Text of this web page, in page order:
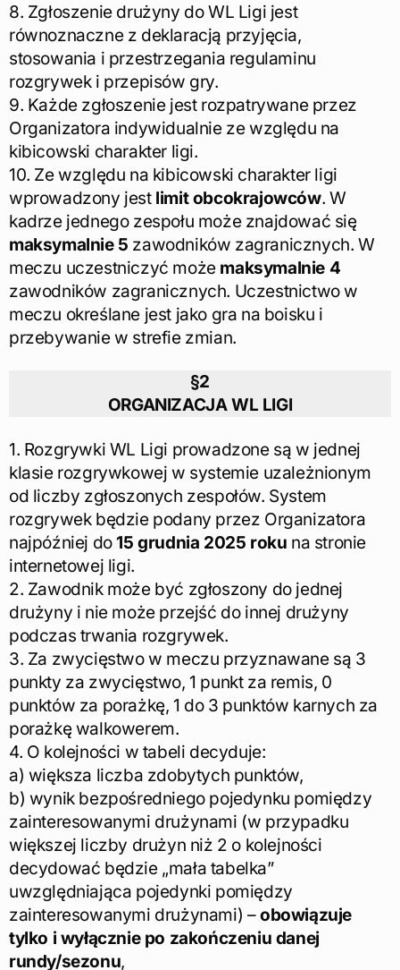
8. Zgłoszenie drużyny do WL Ligi jest
równoznaczne z deklaracją przyjęcia,
stosowania i przestrzegania regulaminu
rozgrywek i przepisów gry.
9. Każde zgłoszenie jest rozpatrywane przez
Organizatora indywidualnie ze względu na
kibicowski charakter ligi.
10. Ze względu na kibicowski charakter ligi
wprowadzony jest limit obcokrajowców. W
kadrze jednego zespołu może znajdować się
maksymalnie 5 zawodników zagranicznych. W
meczu uczestniczyć może maksymalnie 4
zawodników zagranicznych. Uczestnictwo w
meczu określane jest jako gra na boisku i
przebywanie w strefie zmian.
§2
ORGANIZACJA WL LIGI
1. Rozgrywki WL Ligi prowadzone są w jednej
klasie rozgrywkowej w systemie uzależnionym
od liczby zgłoszonych zespołów. System
rozgrywek będzie podany przez Organizatora
najpóźniej do15 grudnia 2025 roku na stronie
internetowej ligi.
2. Zawodnik może być zgłoszony do jednej
drużyny i nie może przejść do innej drużyny
podczas trwania rozgrywek.
3. Za zwycięstwo w meczu przyznawane są 3
punkty za zwycięstwo, 1 punkt za remis, 0
punktów za porażkę, 1 do 3 punktów karnych za
porażkę walkowerem.
4. O kolejności w tabeli decyduje:
a) większa liczba zdobytych punktów,
b) wynik bezpośredniego pojedynku pomiędzy
zainteresowanymi drużynami (w przypadku
większej liczby drużyn niż 2 o kolejności
decydować będzie „mała tabelka”
uwzględniająca pojedynki pomiędzy
zainteresowanymi drużynami) –obowiązuje
tylko i wyłącznie po zakończeniu danej
rundy/sezonu,